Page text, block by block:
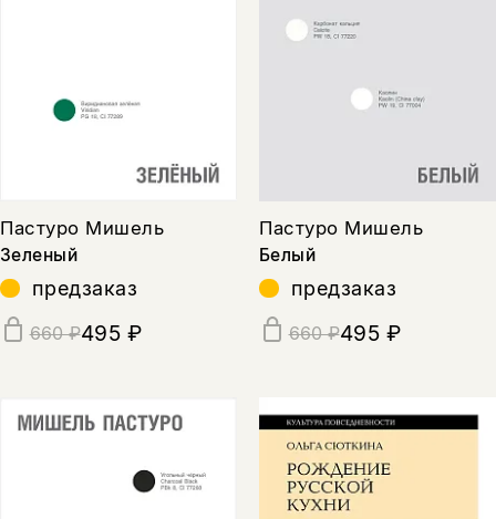
Пастуро Мишель
Зеленый
предзаказ
660 ₽495 ₽
Пастуро Мишель
Белый
предзаказ
660 ₽495 ₽